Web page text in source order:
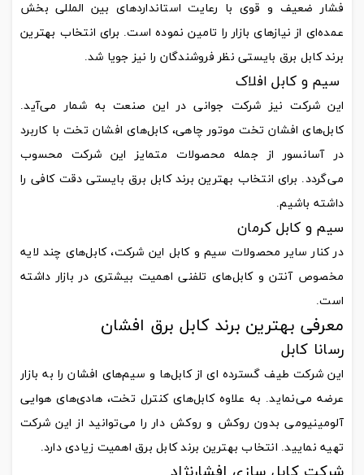
فشار ضعیف و قوی با رعایت استانداردهای بین المللی بخش
عمده‌ای از نیازهای بازار را تامین نموده است. برای انتخاب بهترین
برند کابل برق بایستی نظر فروشندگان را نیز جویا شد.
سیم و کابل افلاک
این شرکت نیز شرکت جوانی در این صنعت به شمار می‌آید.
کابل‌های افشان تخت موتور چاهی، کابل‌های افشان تخت با کاربرد
در آسانسور از جمله محصولات متمایز این شرکت محسوب
می‌گردد. برای انتخاب بهترین برند کابل برق بایستی دقت کافی را
داشته باشیم.
سیم و کابل کرمان
در کنار سایر محصولات سیم و کابل این شرکت، کابل‌های چند لایه
مخصوص آنتن و کابل‌های تلفنی اهمیت بیشتری در بازار داشته
است.
معرفی بهترین برند کابل برق افشان
رسانا کابل
این شرکت طیف گسترده ای از کابل‌ها و سیم‌های افشان را به بازار
عرضه می‌نماید. به علاوه کابل‌های کنترل تخت، هادی‌های هوایی
آلومینیومی بدون روکش و روکش دار را می‌توانید از این شرکت
تهیه نمایید. انتخاب بهترین برند کابل برق اهمیت زیادی دارد.